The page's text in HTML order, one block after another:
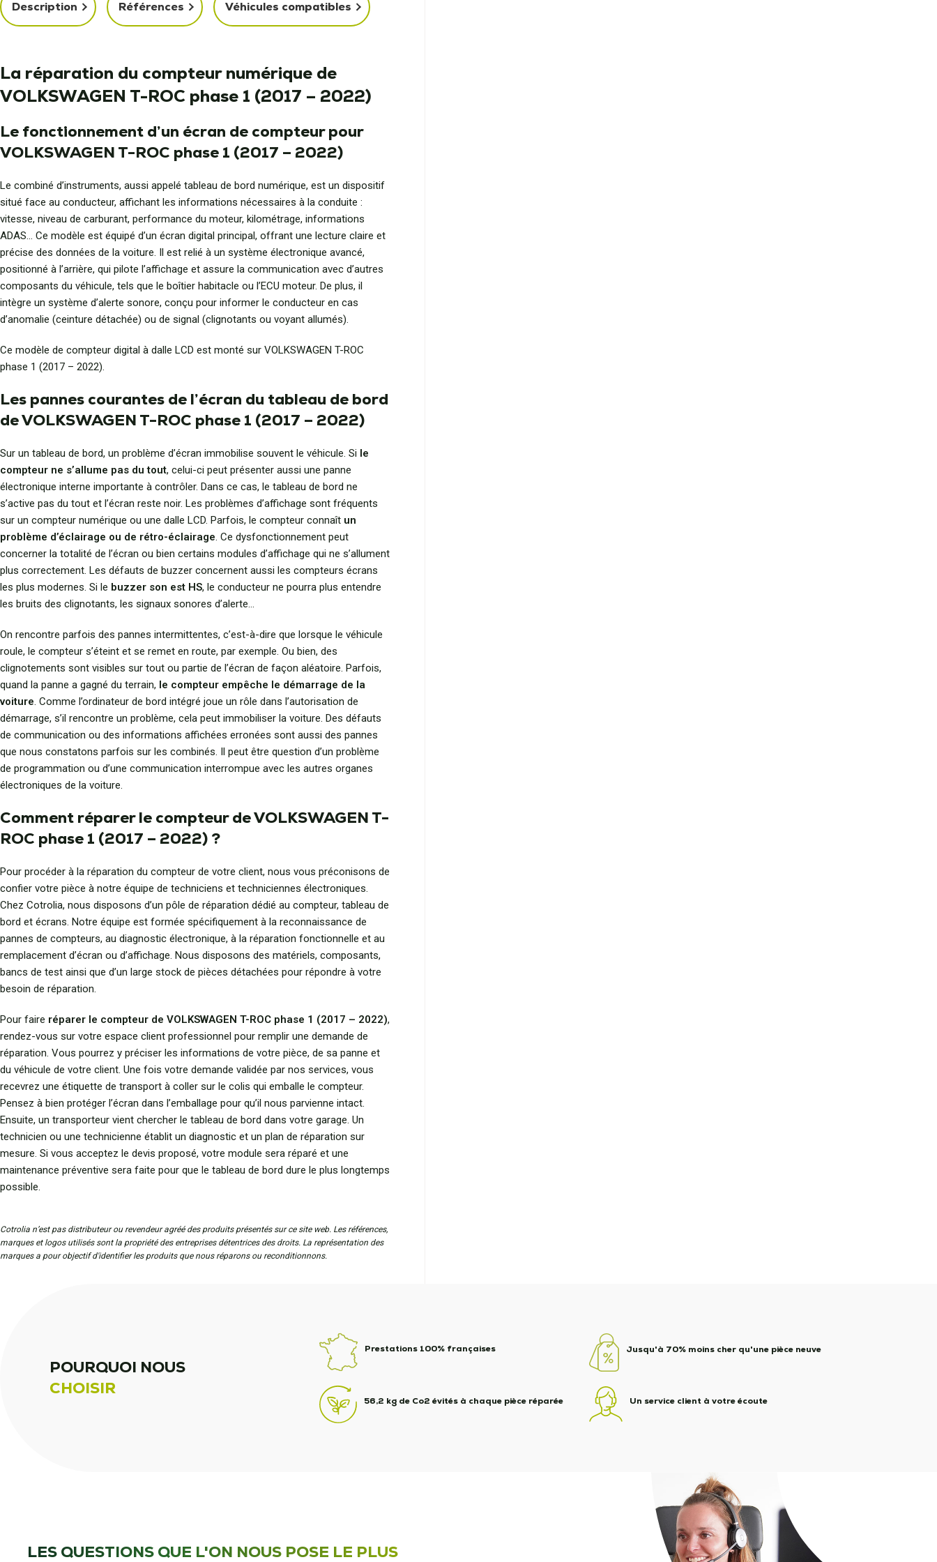
Description Références Véhicules compatibles
La réparation du compteur numérique de
VOLKSWAGEN T-ROC phase 1 (2017 – 2022)
Le fonctionnement d’un écran de compteur pour
VOLKSWAGEN T-ROC phase 1 (2017 – 2022)
Le combiné d’instruments, aussi appelé tableau de bord numérique, est un dispositif
situé face au conducteur, affichant les informations nécessaires à la conduite :
vitesse, niveau de carburant, performance du moteur, kilométrage, informations
ADAS… Ce modèle est équipé d’un écran digital principal, offrant une lecture claire et
précise des données de la voiture. Il est relié à un système électronique avancé,
positionné à l’arrière, qui pilote l’affichage et assure la communication avec d’autres
composants du véhicule, tels que le boîtier habitacle ou l’ECU moteur. De plus, il
intègre un système d’alerte sonore, conçu pour informer le conducteur en cas
d’anomalie (ceinture détachée) ou de signal (clignotants ou voyant allumés).
Ce modèle de compteur digital à dalle LCD est monté sur VOLKSWAGEN T-ROC
phase 1 (2017 – 2022).
Les pannes courantes de l’écran du tableau de bord
de VOLKSWAGEN T-ROC phase 1 (2017 – 2022)
Sur un tableau de bord, un problème d’écran immobilise souvent le véhicule. Si le
compteur ne s’allume pas du tout, celui-ci peut présenter aussi une panne
électronique interne importante à contrôler. Dans ce cas, le tableau de bord ne
s’active pas du tout et l’écran reste noir. Les problèmes d’affichage sont fréquents
sur un compteur numérique ou une dalle LCD. Parfois, le compteur connaît un
problème d’éclairage ou de rétro-éclairage. Ce dysfonctionnement peut
concerner la totalité de l’écran ou bien certains modules d’affichage qui ne s’allument
plus correctement. Les défauts de buzzer concernent aussi les compteurs écrans
les plus modernes. Si le buzzer son est HS, le conducteur ne pourra plus entendre
les bruits des clignotants, les signaux sonores d’alerte…
On rencontre parfois des pannes intermittentes, c’est-à-dire que lorsque le véhicule
roule, le compteur s’éteint et se remet en route, par exemple. Ou bien, des
clignotements sont visibles sur tout ou partie de l’écran de façon aléatoire. Parfois,
quand la panne a gagné du terrain, le compteur empêche le démarrage de la
voiture. Comme l’ordinateur de bord intégré joue un rôle dans l’autorisation de
démarrage, s’il rencontre un problème, cela peut immobiliser la voiture. Des défauts
de communication ou des informations affichées erronées sont aussi des pannes
que nous constatons parfois sur les combinés. Il peut être question d’un problème
de programmation ou d’une communication interrompue avec les autres organes
électroniques de la voiture.
Comment réparer le compteur de VOLKSWAGEN T-
ROC phase 1 (2017 – 2022) ?
Pour procéder à la réparation du compteur de votre client, nous vous préconisons de
confier votre pièce à notre équipe de techniciens et techniciennes électroniques.
Chez Cotrolia, nous disposons d’un pôle de réparation dédié au compteur, tableau de
bord et écrans. Notre équipe est formée spécifiquement à la reconnaissance de
pannes de compteurs, au diagnostic électronique, à la réparation fonctionnelle et au
remplacement d’écran ou d’affichage. Nous disposons des matériels, composants,
bancs de test ainsi que d’un large stock de pièces détachées pour répondre à votre
besoin de réparation.
Pour faire réparer le compteur de VOLKSWAGEN T-ROC phase 1 (2017 – 2022),
rendez-vous sur votre espace client professionnel pour remplir une demande de
réparation. Vous pourrez y préciser les informations de votre pièce, de sa panne et
du véhicule de votre client. Une fois votre demande validée par nos services, vous
recevrez une étiquette de transport à coller sur le colis qui emballe le compteur.
Pensez à bien protéger l’écran dans l’emballage pour qu’il nous parvienne intact.
Ensuite, un transporteur vient chercher le tableau de bord dans votre garage. Un
technicien ou une technicienne établit un diagnostic et un plan de réparation sur
mesure. Si vous acceptez le devis proposé, votre module sera réparé et une
maintenance préventive sera faite pour que le tableau de bord dure le plus longtemps
possible.
Cotrolia n’est pas distributeur ou revendeur agréé des produits présentés sur ce site web. Les références,
marques et logos utilisés sont la propriété des entreprises détentrices des droits. La représentation des
marques a pour objectif d'identifier les produits que nous réparons ou reconditionnons.
POURQUOI NOUS
CHOISIR
Prestations 100% françaises
56,2 kg de Co2 évités à chaque pièce réparée
Jusqu'à 70% moins cher qu'une pièce neuve
Un service client à votre écoute
LES QUESTIONS QUE L'ON NOUS POSE LE PLUS